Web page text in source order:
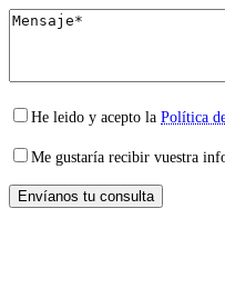
He leido y acepto la Política
Me gustaría recibir vuestra